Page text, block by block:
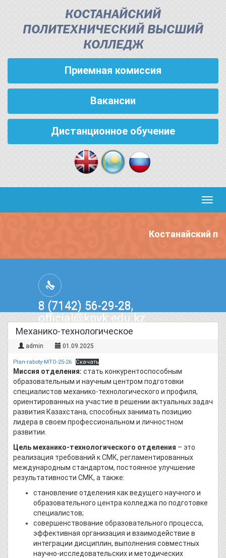
КОСТАНАЙСКИЙ
ПОЛИТЕХНИЧЕСКИЙ ВЫСШИЙ
КОЛЛЕДЖ
Приемная комиссия
Вакансии
Дистанционное обучение
Костанайский
8 (7142) 56-29-28,
official@kpvk.edu.kz
г.Костанай, Проспект Кобыланды
Батыра, 3
Механико-технологическое
admin 01.09.2025
Plan-raboty-MTO-25-26 Скачать
Миссия отделения: стать конкурентоспособным
образовательным и научным центром подготовки
специалистов механико-технологического и профиля,
ориентированных на участие в решении актуальных задач
развития Казахстана, способных занимать позицию
лидера в своем профессиональном и личностном
развитии.
Цель механико-технологического отделения – это
реализация требований к СМК, регламентированных
международным стандартом, постоянное улучшение
результативности СМК, а также:
становление отделения как ведущего научного и
образовательного центра колледжа по подготовке
специалистов;
совершенствование образовательного процесса,
эффективная организация и взаимодействие в
интеграции дисциплин, выполнения совместных
научно-исследовательских и методических